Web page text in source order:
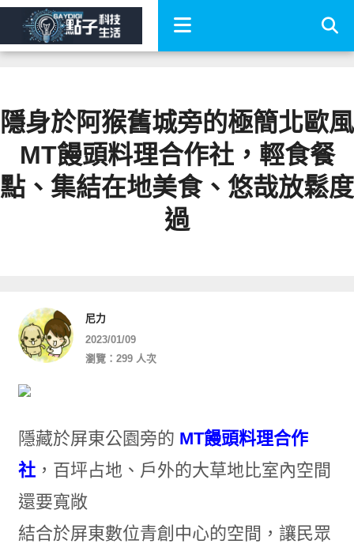
隱身於阿猴舊城旁的極簡北歐風
MT饅頭料理合作社，輕食餐
點、集結在地美食、悠哉放鬆度
過
尼力
2023/01/09
瀏覽：299 人次
隱藏於屏東公園旁的 MT饅頭料理合作
社，百坪占地、戶外的大草地比室內空間
還要寬敞
結合於屏東數位青創中心的空間，讓民眾